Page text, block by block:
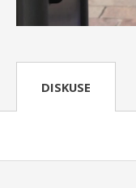
DISKUSE